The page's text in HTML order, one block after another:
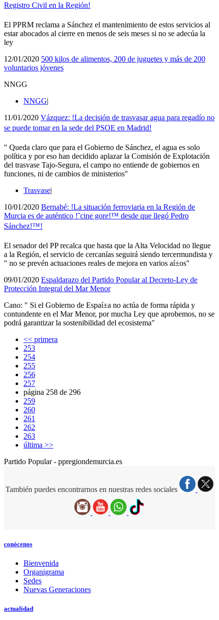
Registro Civil en la Región!
El PPRM reclama a Sánchez el mantenimiento de estos servicios al
estar abocados al cierre en menos de seis meses si no se adecúa la
ley
12/01/2020 500 kilos de alimentos, 200 de juguetes y más de 200
voluntarios jóvenes
NNGG
NNGG|
11/01/2020 Vázquez: !La decisión de trasvasar agua para regadí­o no
se puede tomar en la sede del PSOE en Madrid!
" Queda claro que para el Gobierno de Sánchez, el agua es solo
polí­tica y por eso han decidido aplazar la Comisión de Explotación
del trasvase Tajo-Segura, el campo no entiende de gobiernos en
funciones, ni de cambios de ministerios"
Trasvase|
10/01/2020 Bernabé: !La situación ferroviaria en la Región de
Murcia es de auténtico !˜cine gore!™ desde que llegó Pedro
Sánchez!™!
El senador del PP recalca que hasta que la Alta Velocidad no llegue
a la Región, el servicio de cercaní­as seguirá siendo tercermundista y
" no se prevén actuaciones reales de mejora en varios aí±os"
09/01/2020 Espaldarazo del Partido Popular al Decreto-Ley de
Protección Integral del Mar Menor
Cano: " Si el Gobierno de Espaí±a no actúa de forma rápida y
contundente en el Mar Menor, por mucha Ley que aprobemos, no se
podrá garantizar la sostenibilidad del ecosistema"
<< primera
253
254
255
256
257
página 258 de 296
259
260
261
262
263
última >>
Partido Popular - ppregiondemurcia.es
También puedes encontrarnos en nuestras redes sociales
conócenos
Bienvenida
Organigrama
Sedes
Nuevas Generaciones
actualidad